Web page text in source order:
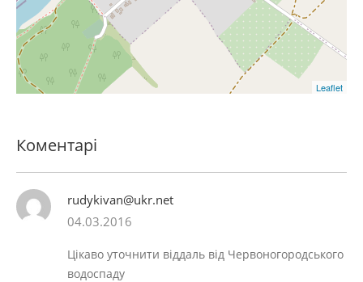
Leaflet
Коментарі
rudykivan@ukr.net
04.03.2016
Цікаво уточнити віддаль від Червоногородського
водоспаду